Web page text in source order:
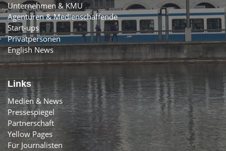
Unternehmen & KMU
Agenturen & Medienschaffende
Start-ups
Privatpersonen
English News
Links
Medien & News
Pressespiegel
Partnerschaft
Yellow Pages
Für Journalisten